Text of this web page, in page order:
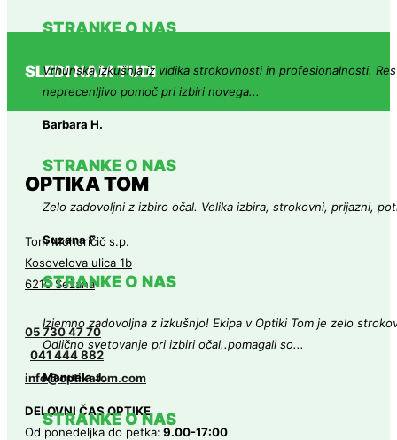
STRANKE O NAS
Vrhunska izkušnja iz vidika strokovnosti in profesionalnosti.
neprecenljivo pomoč pri izbiri novega...
Barbara H.
STRANKE O NAS
Zelo zadovoljni z izbiro očal. Velika izbira, strokovni, prijazni,
Suzana F.
STRANKE O NAS
Izjemno zadovoljna z izkušnjo! Ekipa v Optiki Tom je zelo
Odlično svetovanje pri izbiri očal..pomagali so...
Manuela J.
STRANKE O NAS
SLEDI NAM TUDI
OPTIKA TOM
Tom Mohoričič s.p.
Kosovelova ulica 1b
6210 Sežana
05 730 47 70
041 444 882
info@optikatom.com
DELOVNI ČAS OPTIKE
Od ponedeljka do petka: 9.00-17:00